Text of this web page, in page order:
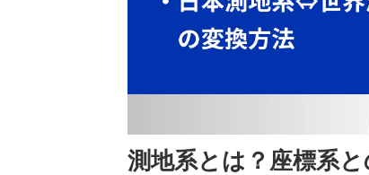
測地系とは？座標系